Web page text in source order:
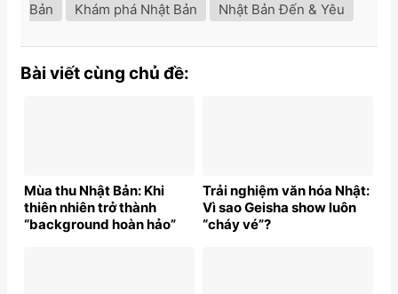
Bản
Khám phá Nhật Bản Nhật Bản Đến & Yêu
Bài viết cùng chủ đề:
Mùa thu Nhật Bản: Khi
thiên nhiên trở thành
“background hoàn hảo”
Trải nghiệm văn hóa Nhật:
Vì sao Geisha show luôn
“cháy vé”?